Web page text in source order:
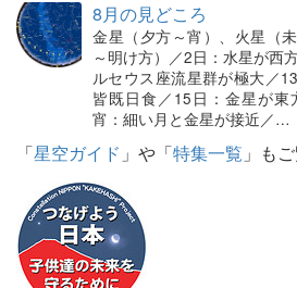
8月の見どころ
金星（夕方～宵）、火星（
～明け方）／2日：水星が西
ルセウス座流星群が極大／
皆既日食／15日：金星が東
宵：細い月と金星が接近／…
「星空ガイド 」や「特集一覧 」も